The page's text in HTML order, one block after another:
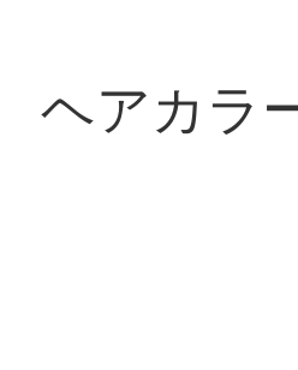
ヘアカラ